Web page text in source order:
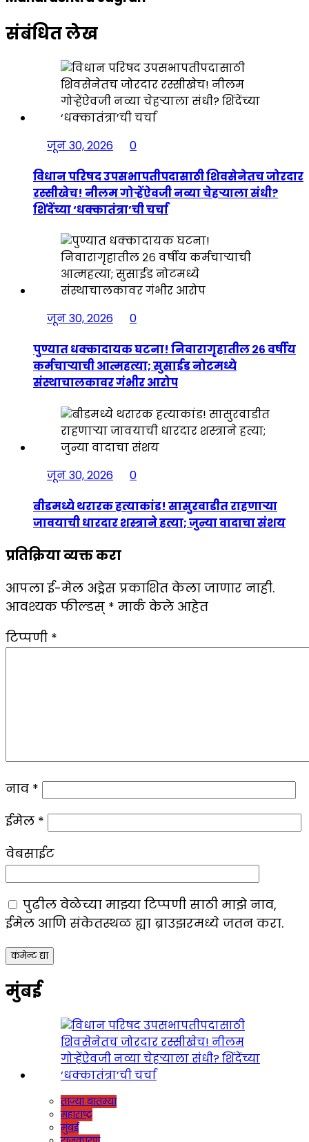
संबंधित लेख
जून 30, 2026
0
विधान परिषद उपसभापतीपदासाठी शिवसेनेतच जोरदार
रस्सीखेच! नीलम गोऱ्हेंऐवजी नव्या चेहऱ्याला संधी?
शिंदेंच्या ‘धक्कातंत्रा’ची चर्चा
जून 30, 2026
0
पुण्यात धक्कादायक घटना! निवारागृहातील २६ वर्षीय
कर्मचाऱ्याची आत्महत्या; सुसाईड नोटमध्ये
संस्थाचालकावर गंभीर आरोप
जून 30, 2026
0
बीडमध्ये थरारक हत्याकांड! सासुरवाडीत राहणाऱ्या
जावयाची धारदार शस्त्राने हत्या; जुन्या वादाचा संशय
प्रतिक्रिया व्यक्त करा
आपला ई-मेल अड्रेस प्रकाशित केला जाणार नाही.
आवश्यक फील्डस् * मार्क केले आहेत
टिप्पणी *
नाव *
ईमेल *
वेबसाईट
पुढील वेळेच्या माझ्या टिप्पणी साठी माझे नाव,
ईमेल आणि संकेतस्थळ ह्या ब्राउझरमध्ये जतन करा.
मुंबई
ताज्या बातम्या
महाराष्ट्र
मुंबई